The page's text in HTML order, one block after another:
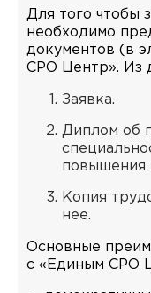
Для того чтобы
необходимо
документов (в
СРО Центр». Из
Заявка.
Диплом об
повышения
Копия
нее.
Основные
с «Единым СРО